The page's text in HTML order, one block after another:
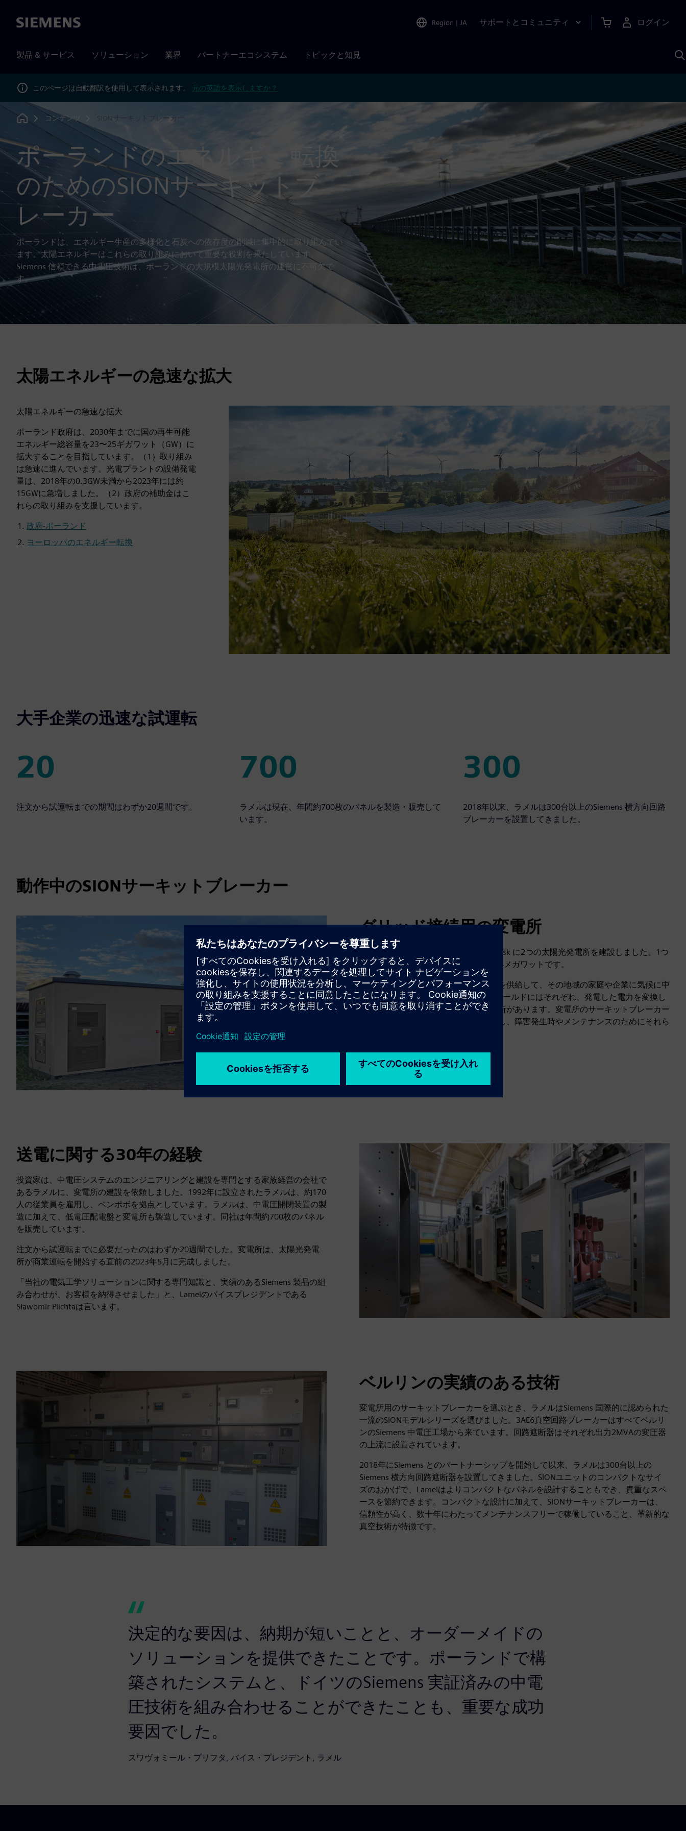
Siemens Region | JA サポートとコミュニティ ログイン
製品 & サービス ソリューション 業界 パートナーエコシステム トピックと知見
このページは自動翻訳を使用して表示されます。 元の英語を表示しますか？
Home
コンテンツ SIONサーキットブレーカー
ポーランドのエネルギー転換
のためのSIONサーキットブ
レーカー
ポーランドは、エネルギー生産の多様化と石炭への依存度の削減に集中的に取り組んでい
ます。太陽エネルギーはこれらの取り組みにおいて重要な役割を果たしています。
Siemens 信頼できる中電圧技術は、ポーランドの大規模太陽光発電所の運営に不可欠で
す。
太陽エネルギーの急速な拡大
太陽エネルギーの急速な拡大
ポーランド政府は、2030年までに国の再生可能
エネルギー総容量を23〜25ギガワット（GW）に
拡大することを目指しています。（1）取り組み
は急速に進んでいます。光電プラントの設備発電
量は、2018年の0.3GW未満から2023年には約
15GWに急増しました。（2）政府の補助金はこ
れらの取り組みを支援しています。
政府-ポーランド
ヨーロッパのエネルギー転換
大手企業の迅速な試運転
20
20
注文から試運転までの期間はわずか20週間です。
700
700
ラメルは現在、年間約700枚のパネルを製造・販売して
います。
300
300
2018年以来、ラメルは300台以上のSiemens 横方向回路
ブレーカーを設置してきました。
動作中のSIONサーキットブレーカー
グリッド接続用の変電所
2023年、ある投資家が国の北部のGdansk に2つの太陽光発電所を建設しました。1つ
は発電出力が2メガワット、もう1つは4メガワットです。
どちらの分野も、公共の送電網に電力を供給して、その地域の家庭や企業に気候に中
立な電力を供給しています。2つのフィールドにはそれぞれ、発電した電力を変換し
て公共の送電網に供給するための変電所があります。変電所のサーキットブレーカー
は、送電網と変圧器の間の接続を保護し、障害発生時やメンテナンスのためにそれら
送電に関する30年の経験
投資家は、中電圧システムのエンジニアリングと建設を専門とする家族経営の会社で
あるラメルに、変電所の建設を依頼しました。1992年に設立されたラメルは、約170
人の従業員を雇用し、ペンポボを拠点としています。ラメルは、中電圧開閉装置の製
造に加えて、低電圧配電盤と変電所も製造しています。同社は年間約700枚のパネル
を販売しています。
注文から試運転までに必要だったのはわずか20週間でした。変電所は、太陽光発電
所が商業運転を開始する直前の2023年5月に完成しました。
「当社の電気工学ソリューションに関する専門知識と、実績のあるSiemens 製品の組
み合わせが、お客様を納得させました」と、Lamelのバイスプレジデントである
Sławomir Plichtaは言います。
ベルリンの実績のある技術
変電所用のサーキットブレーカーを選ぶとき、ラメルはSiemens 国際的に認められた
一流のSIONモデルシリーズを選びました。3AE6真空回路ブレーカーはすべてベルリ
ンのSiemens 中電圧工場から来ています。回路遮断器はそれぞれ出力2MVAの変圧器
の上流に設置されています。
2018年にSiemens とのパートナーシップを開始して以来、ラメルは300台以上の
Siemens 横方向回路遮断器を設置してきました。SIONユニットのコンパクトなサイ
ズのおかげで、Lamelはよりコンパクトなパネルを設計することもでき、貴重なスペ
ースを節約できます。コンパクトな設計に加えて、SIONサーキットブレーカーは、
信頼性が高く、数十年にわたってメンテナンスフリーで稼働していること、革新的な
真空技術が特徴です。
決定的な要因は、納期が短いことと、オーダーメイドの
ソリューションを提供できたことです。ポーランドで構
築されたシステムと、ドイツのSiemens 実証済みの中電
圧技術を組み合わせることができたことも、重要な成功
要因でした。
スワヴォミール・プリフタ, バイス・プレジデント, ラメル